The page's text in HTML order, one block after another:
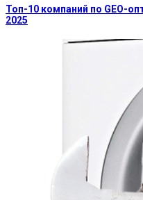
Топ-10 компаний по GEO-
2025